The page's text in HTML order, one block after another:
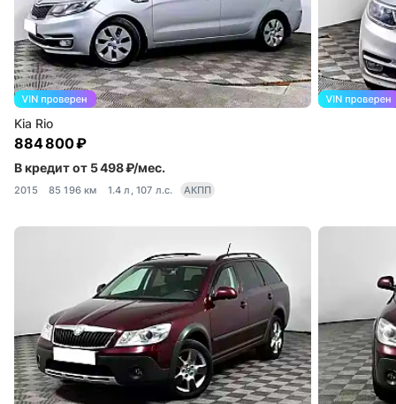
Kia Rio
884 800 ₽
В кредит от 5 498 ₽/мес.
2015 85 196 км 1.4 л, 107 л.с. АКПП